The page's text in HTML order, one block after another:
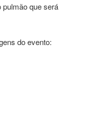
pulmão que será
do evento: